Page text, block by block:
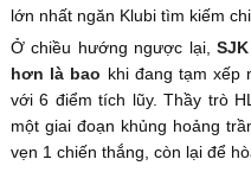
lớn nhất ngăn Klubi tìm kiếm
Ở chiều hướng ngược lại,
hơn là bao khi đang tạm
với 6 điểm tích lũy. Thầy trò
một giai đoạn khủng hoảng
vẹn 1 chiến thắng, còn lại để